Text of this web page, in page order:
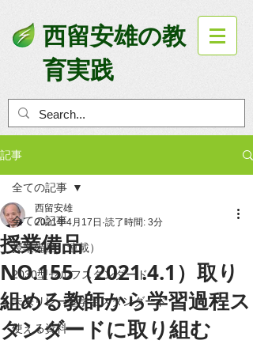
西留安雄の教
育実践
記事
全ての記事
授業備品（連載）
2030型セルフスタンダード
未来リレー型学習スタンダード
使える資料
全ての記事
授業備品
NO.155（2021.4.1）取り
組める教師から学習過程ス
タンダードに取り組む
西留安雄
2021年4月17日 読了時間: 3分